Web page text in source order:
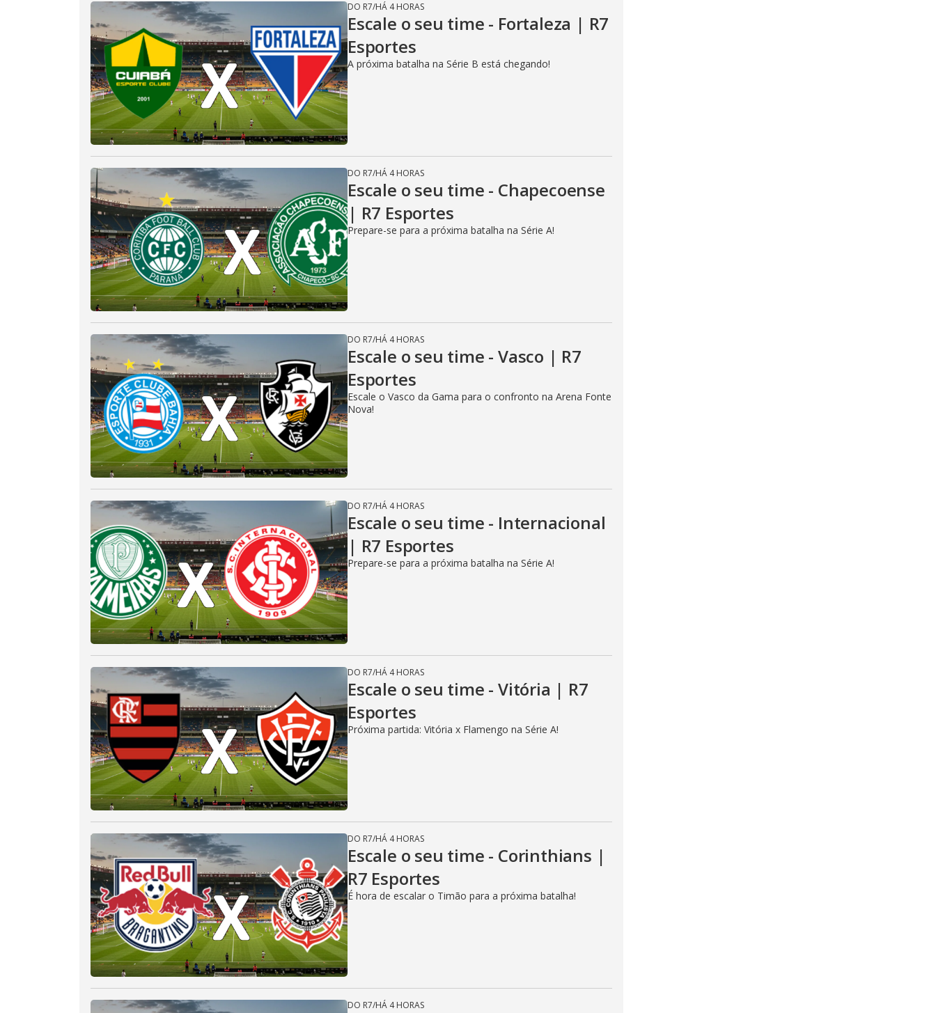
DO R7/HÁ 4 HORAS
Escale o seu time - Fortaleza | R7
Esportes
A próxima batalha na Série B está chegando!
DO R7/HÁ 4 HORAS
Escale o seu time - Chapecoense
| R7 Esportes
Prepare-se para a próxima batalha na Série A!
DO R7/HÁ 4 HORAS
Escale o seu time - Vasco | R7
Esportes
Escale o Vasco da Gama para o confronto na Arena Fonte
Nova!
DO R7/HÁ 4 HORAS
Escale o seu time - Internacional
| R7 Esportes
Prepare-se para a próxima batalha na Série A!
DO R7/HÁ 4 HORAS
Escale o seu time - Vitória | R7
Esportes
Próxima partida: Vitória x Flamengo na Série A!
DO R7/HÁ 4 HORAS
Escale o seu time - Corinthians |
R7 Esportes
É hora de escalar o Timão para a próxima batalha!
DO R7/HÁ 4 HORAS